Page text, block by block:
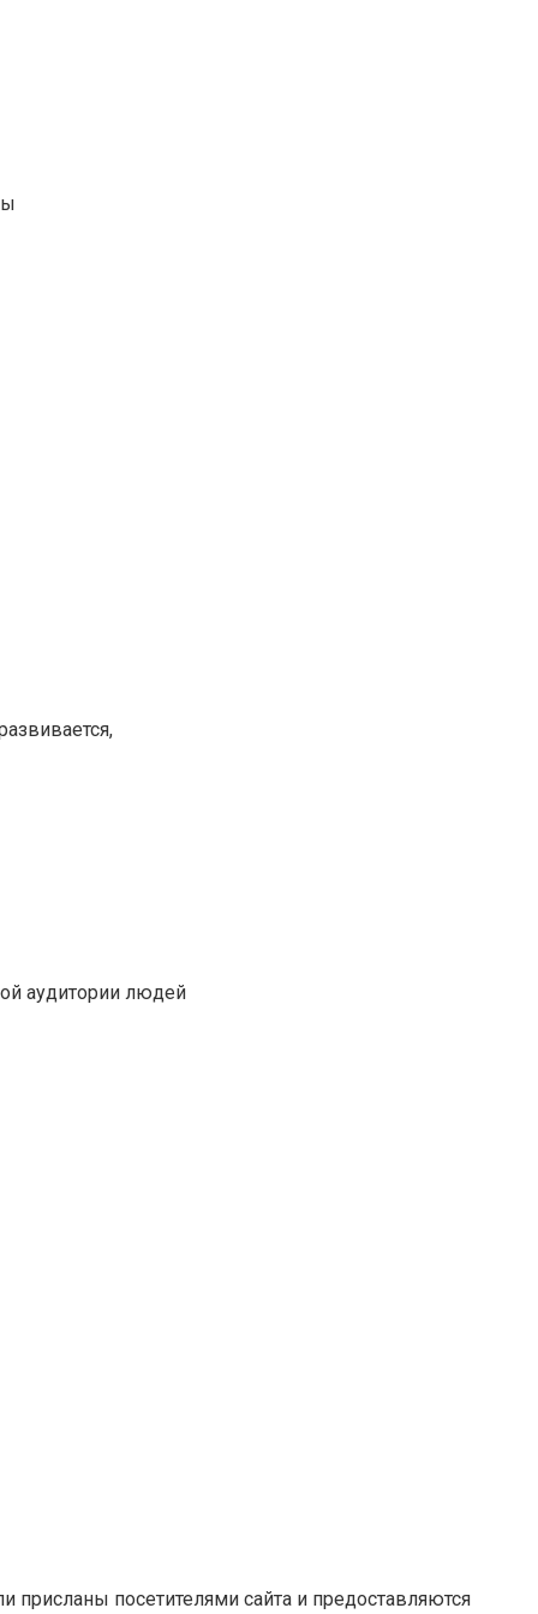
аудитории людей
посетителями сайта и предоставляются